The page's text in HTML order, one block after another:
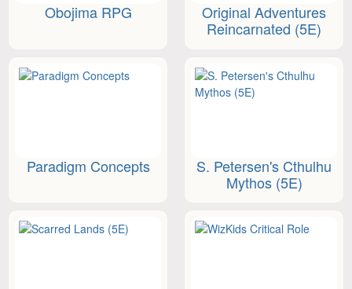
Obojima RPG
Original Adventures
Reincarnated (5E)
Paradigm Concepts
S. Petersen's Cthulhu
Mythos (5E)